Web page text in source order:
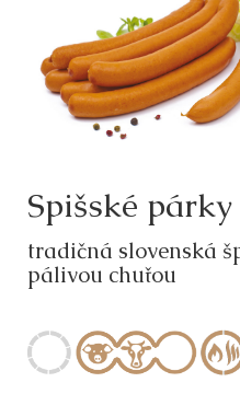
Spišské párky
tradičná slovenská
pálivou chuťou